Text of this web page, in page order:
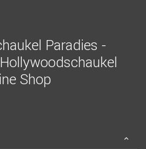
Paradies -
Shop